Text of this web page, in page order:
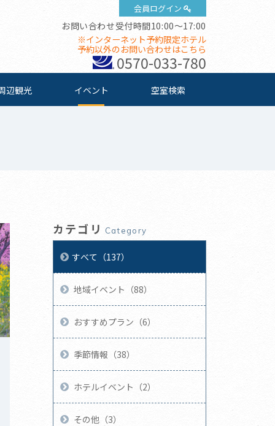
会員ログイン
お問い合わせ受付時間10:00～17:00
※インターネット予約限定ホテル
予約以外のお問い合わせはこちら
0570-033-780
辺観光 イベント 空室検索
カテゴリ Category
すべて（137）
地域イベント（88）
おすすめプラン（6）
季節情報（38）
ホテルイベント（2）
その他（3）